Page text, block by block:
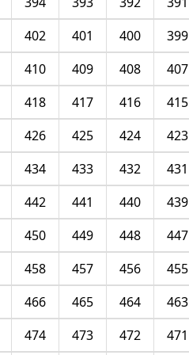
399
400
401
402
407
408
409
410
415
416
417
418
423
424
425
426
431
432
433
434
439
440
441
442
447
448
449
450
455
456
457
458
463
464
465
466
471
472
473
474